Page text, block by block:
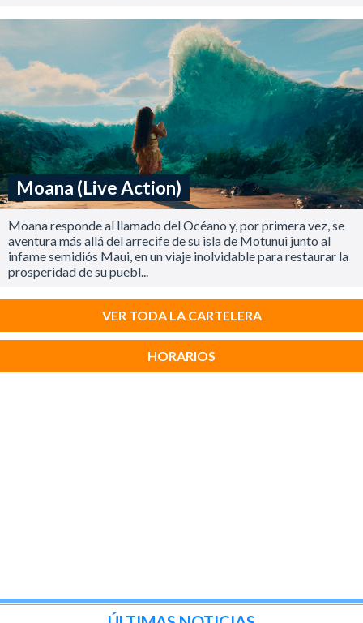
Moana (Live Action)
Moana responde al llamado del Océano y, por primera vez, se
aventura más allá del arrecife de su isla de Motunui junto al
infame semidiós Maui, en un viaje inolvidable para restaurar la
prosperidad de su puebl...
VER TODA LA CARTELERA
HORARIOS